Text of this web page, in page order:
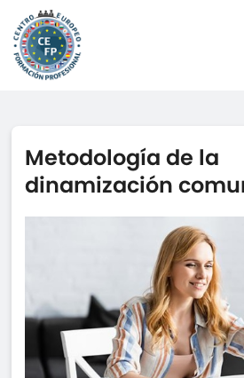
Metodología de la
dinamización